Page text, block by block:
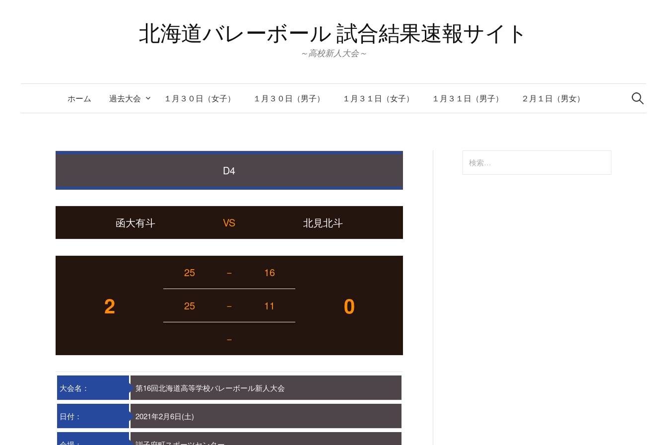
北海道バレーボール 試合結果速報サイト
～高校新人大会～
ホーム 過去大会 １月３０日（女子） １月３０日（男子） １月３１日（女子） １月３１日（男子） ２月１日（男女）
検
索:
D4
函大有斗 VS 北見北斗
2
25 － 16
0
25 － 11
－
大会名： 第16回北海道高等学校バレーボール新人大会
日付： 2021年2月6日(土)
索: